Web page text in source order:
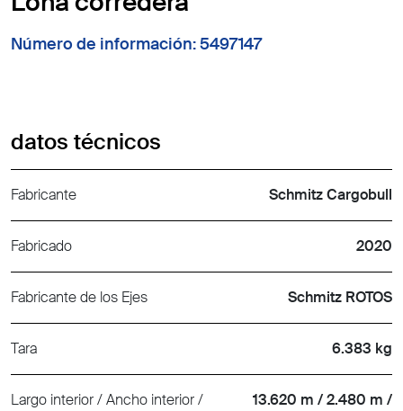
Número de información: 5497147
datos técnicos
Fabricante Schmitz Cargobull
Fabricado 2020
Fabricante de los Ejes Schmitz ROTOS
Tara 6.383 kg
Largo interior / Ancho interior /
13.620 m / 2.480 m /